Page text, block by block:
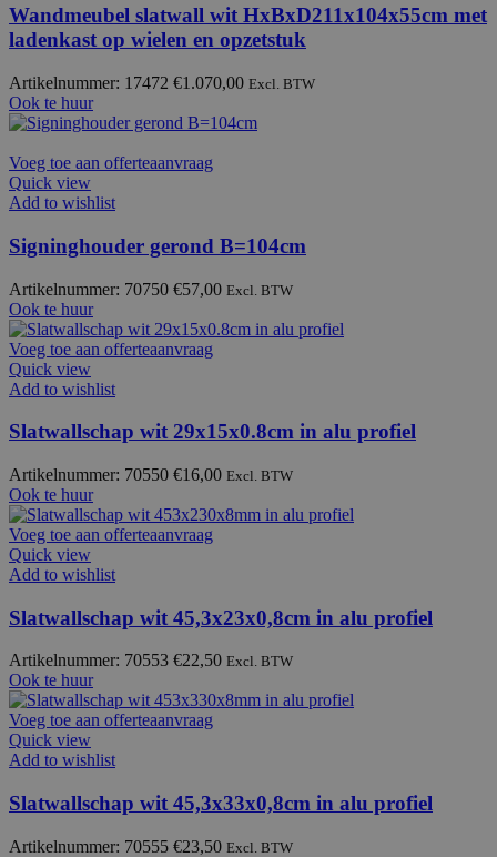
Wandmeubel slatwall wit HxBxD211x104x55cm met
ladenkast op wielen en opzetstuk
Artikelnummer: 17472 €1.070,00 Excl. BTW
Ook te huur
Voeg toe aan offerteaanvraag
Quick view
Add to wishlist
Signinghouder gerond B=104cm
Artikelnummer: 70750 €57,00 Excl. BTW
Ook te huur
Voeg toe aan offerteaanvraag
Quick view
Add to wishlist
Slatwallschap wit 29x15x0.8cm in alu profiel
Artikelnummer: 70550 €16,00 Excl. BTW
Ook te huur
Voeg toe aan offerteaanvraag
Quick view
Add to wishlist
Slatwallschap wit 45,3x23x0,8cm in alu profiel
Artikelnummer: 70553 €22,50 Excl. BTW
Ook te huur
Voeg toe aan offerteaanvraag
Quick view
Add to wishlist
Slatwallschap wit 45,3x33x0,8cm in alu profiel
Artikelnummer: 70555 €23,50 Excl. BTW